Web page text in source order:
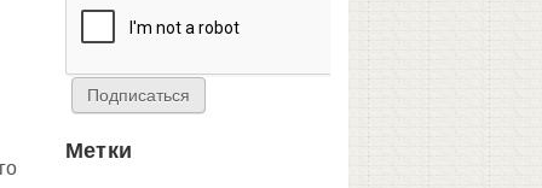
Метки